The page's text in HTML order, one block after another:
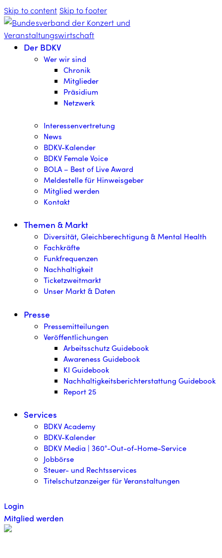
Skip to content Skip to footer
Der BDKV
Wer wir sind
Chronik
Mitglieder
Präsidium
Netzwerk
Interessenvertretung
News
BDKV-Kalender
BDKV Female Voice
BOLA – Best of Live Award
Meldestelle für Hinweisgeber
Mitglied werden
Kontakt
Themen & Markt
Diversität, Gleichberechtigung & Mental Health
Fachkräfte
Funkfrequenzen
Nachhaltigkeit
Ticketzweitmarkt
Unser Markt & Daten
Presse
Pressemitteilungen
Veröffentlichungen
Arbeitsschutz Guidebook
Awareness Guidebook
KI Guidebook
Nachhaltigkeitsberichterstattung Guidebook
Report 25
Services
BDKV Academy
BDKV-Kalender
BDKV Media | 360°-Out-of-Home-Service
Jobbörse
Steuer- und Rechtsservices
Titelschutzanzeiger für Veranstaltungen
Login
Mitglied werden